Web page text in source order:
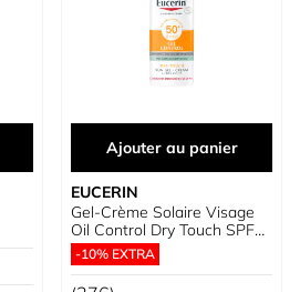
Ajouter au panier
EUCERIN
Gel-Crème Solaire Visage
Oil Control Dry Touch SPF
50+
-10% EXTRA